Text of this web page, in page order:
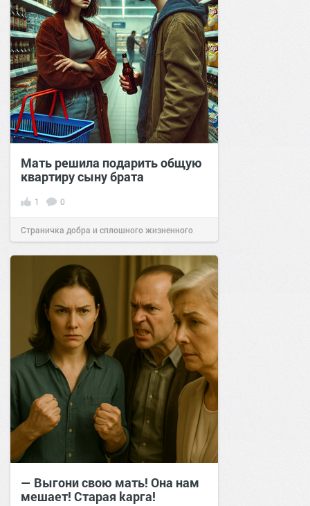
Мать решила подарить общую
квартиру сыну брата
1 0
Страничка добра и сплошного жизненного
позитива!19:4027 янв 2025
— Выгони свою мать! Она нам
мешает! Старая kарга!